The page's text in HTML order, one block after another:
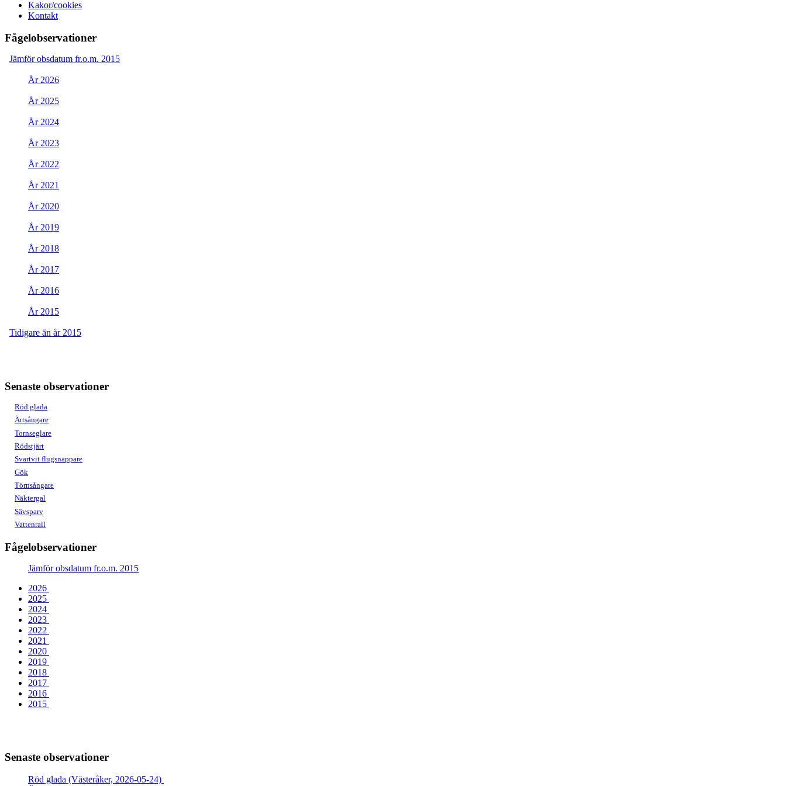
Kakor/cookies
Kontakt
Fågelobservationer
Jämför obsdatum fr.o.m. 2015
År 2026
År 2025
År 2024
År 2023
År 2022
År 2021
År 2020
År 2019
År 2018
År 2017
År 2016
År 2015
Tidigare än år 2015
Senaste observationer
Röd glada
Ärtsångare
Tornseglare
Rödstjärt
Svartvit flugsnappare
Gök
Törnsångare
Näktergal
Sävsparv
Vattenrall
Fågelobservationer
Jämför obsdatum fr.o.m. 2015
2026
2025
2024
2023
2022
2021
2020
2019
2018
2017
2016
2015
Senaste observationer
Röd glada (Västeråker, 2026-05-24)